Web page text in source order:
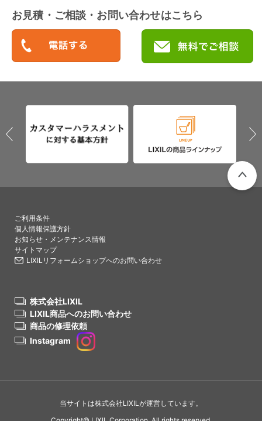
お見積・ご相談・お問い合わせはこちら
ご利用条件
個人情報保護方針
お知らせ・メンテナンス情報
サイトマップ
LIXILリフォームショップへのお問い合わせ
株式会社LIXIL
LIXIL商品へのお問い合わせ
商品の修理依頼
Instagram
当サイトは株式会社LIXILが運営しています。